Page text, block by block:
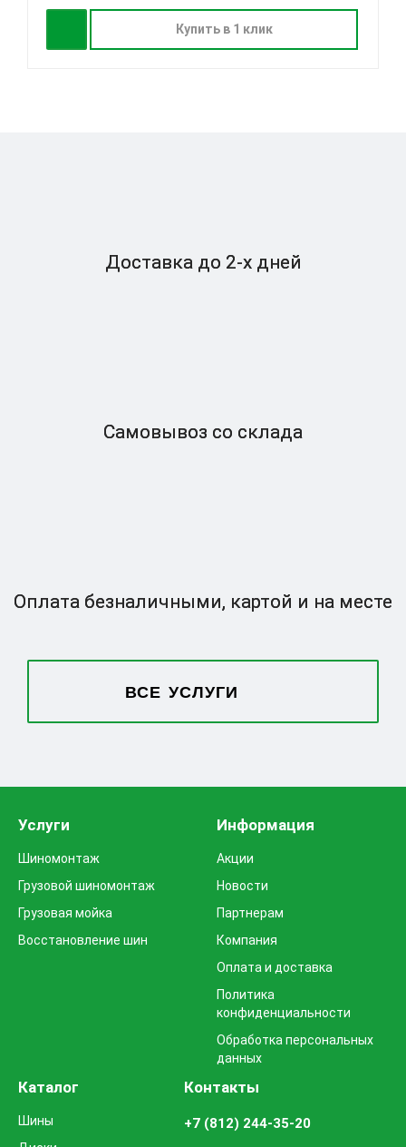
Купить в 1 клик
Доставка до 2-x дней
Самовывоз со склада
Оплата безналичными, картой и на месте
ВСЕ УСЛУГИ
Услуги
Шиномонтаж
Грузовой шиномонтаж
Грузовая мойка
Восстановление шин
Информация
Акции
Новости
Партнерам
Компания
Оплата и доставка
Политика
конфиденциальности
Обработка персональных
данных
Каталог
Шины
Контакты
+7 (812) 244-35-20